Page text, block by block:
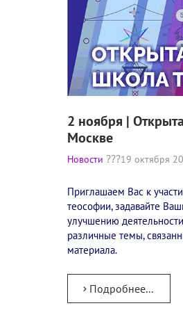
2 ноября |
Москве
Новости 19 октября
Приглашаем Вас к
теософии, задавайте
улучшению
различные темы,
материала.
Подробнее...